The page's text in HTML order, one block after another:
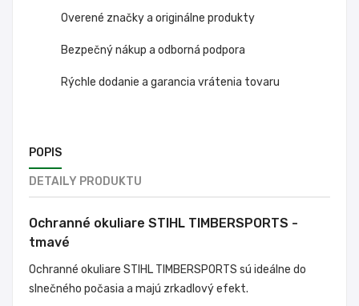
Overené značky a originálne produkty
Bezpečný nákup a odborná podpora
Rýchle dodanie a garancia vrátenia tovaru
POPIS
DETAILY PRODUKTU
Ochranné okuliare STIHL TIMBERSPORTS -
tmavé
Ochranné okuliare STIHL TIMBERSPORTS sú ideálne do
slnečného počasia a majú zrkadlový efekt.